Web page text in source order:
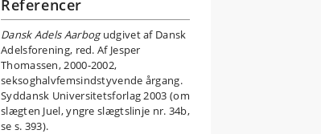
Referencer
Dansk Adels Aarbogudgivet af Dansk
Adelsforening, red. Af Jesper
Thomassen, 2000-2002,
seksoghalvfemsindstyvende årgang.
Syddansk Universitetsforlag 2003 (om
slægten Juel, yngre slægtslinje nr. 34b,
se s. 393).